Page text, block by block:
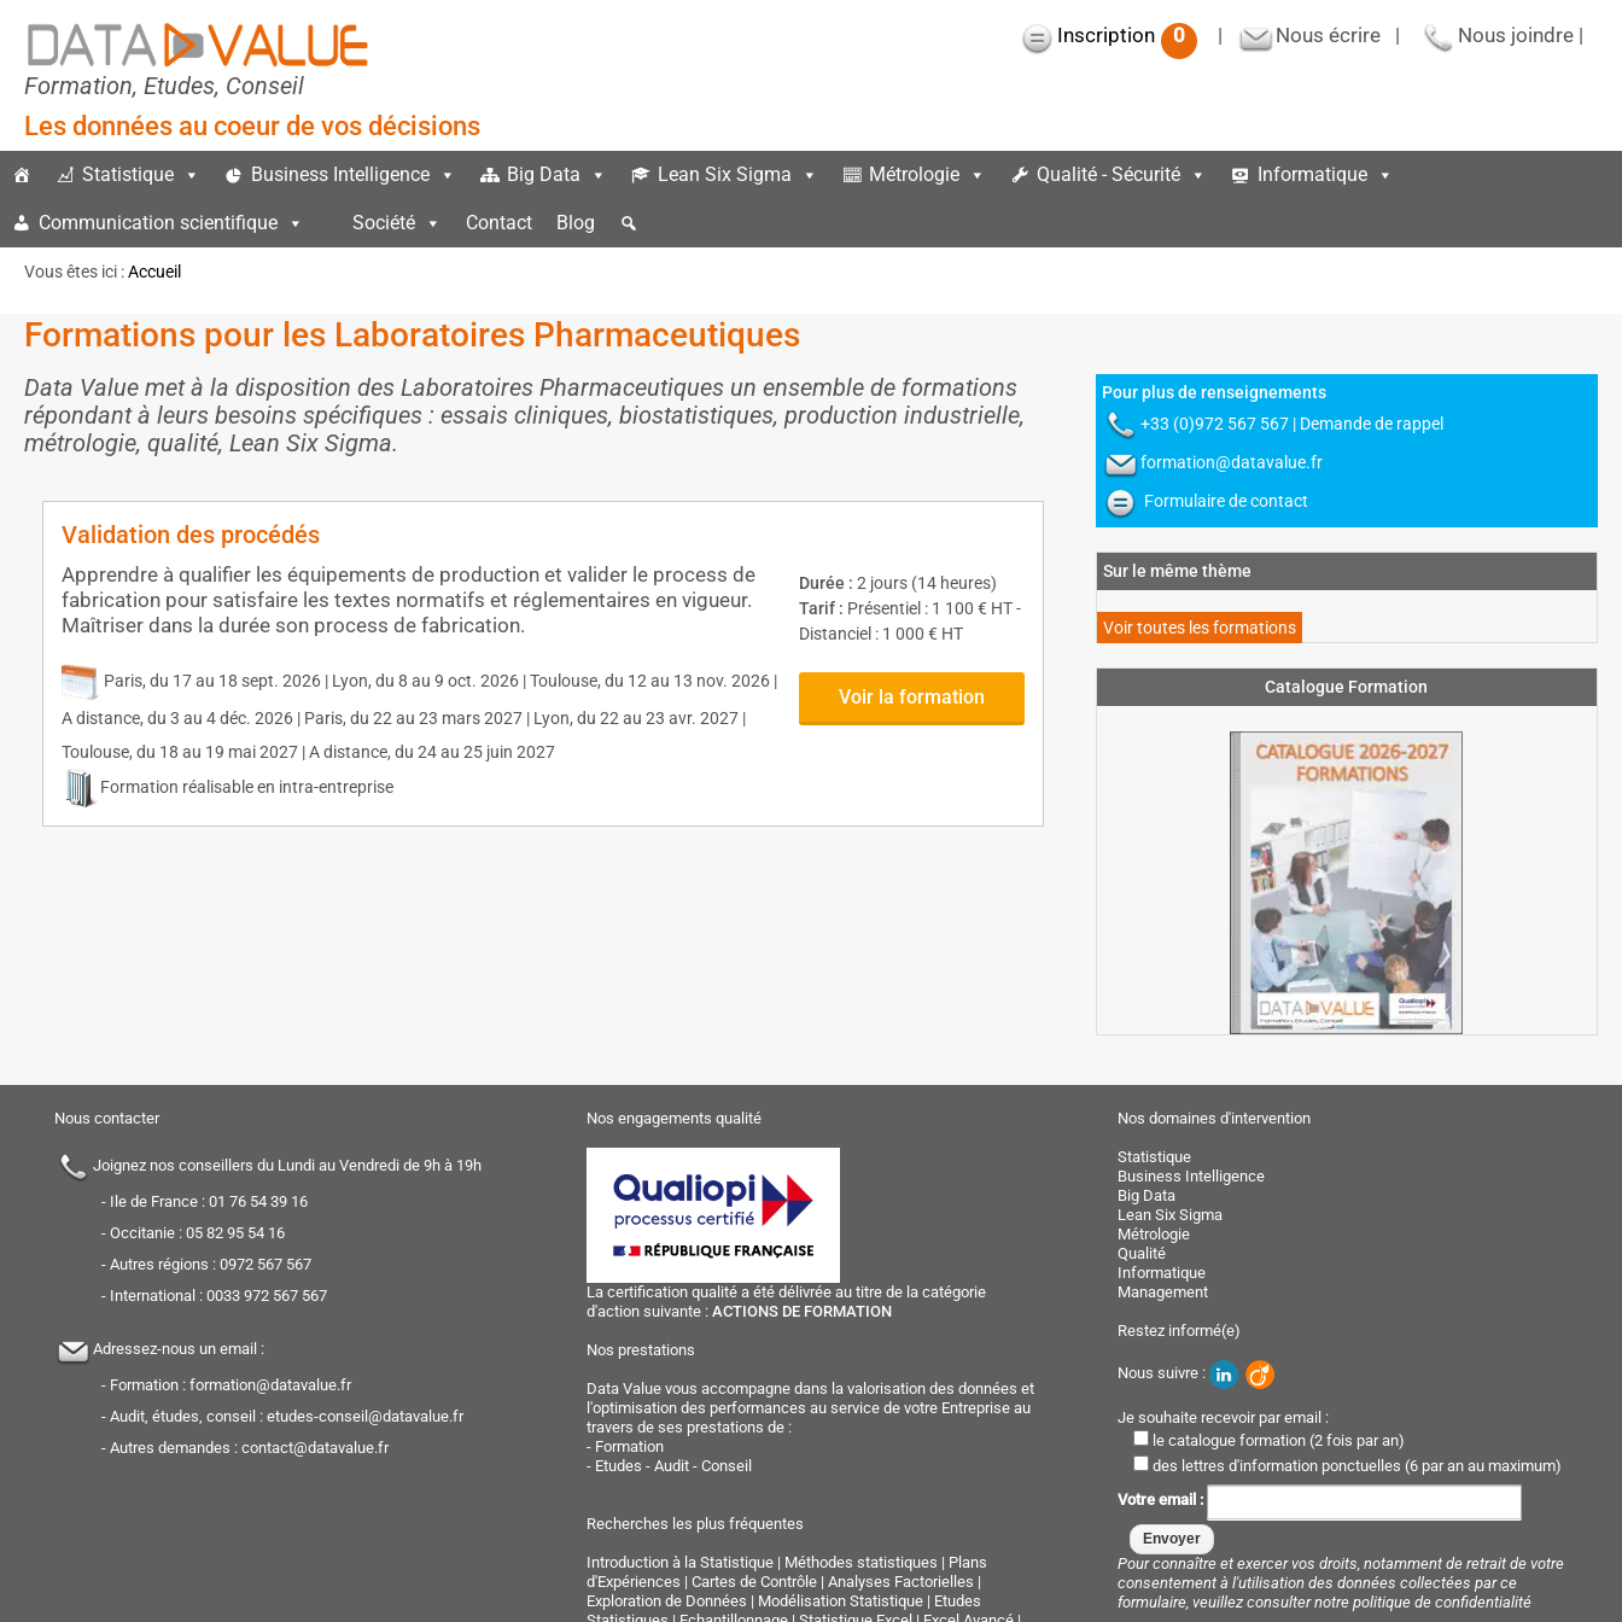
Formation, Etudes, Conseil
Les données au coeur de vos décisions
Inscription 0 | Nous écrire | Nous joindre |
Statistique Business Intelligence Big Data Lean Six Sigma Métrologie Qualité - Sécurité Informatique
Communication scientifique Société Contact Blog
Vous êtes ici :Accueil
Formations pour les Laboratoires Pharmaceutiques
Data Value met à la disposition des Laboratoires Pharmaceutiques un ensemble de formations
répondant à leurs besoins spécifiques : essais cliniques, biostatistiques, production industrielle,
métrologie, qualité, Lean Six Sigma.
Validation des procédés
Apprendre à qualifier les équipements de production et valider le process de
fabrication pour satisfaire les textes normatifs et réglementaires en vigueur.
Maîtriser dans la durée son process de fabrication.
Paris, du 17 au 18 sept. 2026 | Lyon, du 8 au 9 oct. 2026 | Toulouse, du 12 au 13 nov. 2026 |
A distance, du 3 au 4 déc. 2026 | Paris, du 22 au 23 mars 2027 | Lyon, du 22 au 23 avr. 2027 |
Toulouse, du 18 au 19 mai 2027 | A distance, du 24 au 25 juin 2027
Formation réalisable en intra-entreprise
Durée : 2 jours (14 heures)
Tarif : Présentiel : 1 100 € HT -
Distanciel : 1 000 € HT
Voir la formation
Pour plus de renseignements
+33 (0)972 567 567 | Demande de rappel
formation@datavalue.fr
Formulaire de contact
Sur le même thème
Voir toutes les formations
Catalogue Formation
Nous contacter
Joignez nos conseillers du Lundi au Vendredi de 9h à 19h
- Ile de France : 01 76 54 39 16
- Occitanie : 05 82 95 54 16
- Autres régions : 0972 567 567
- International : 0033 972 567 567
Adressez-nous un email :
- Formation : formation@datavalue.fr
- Audit, études, conseil : etudes-conseil@datavalue.fr
- Autres demandes : contact@datavalue.fr
Nos engagements qualité
La certification qualité a été délivrée au titre de la catégorie
d'action suivante : ACTIONS DE FORMATION
Nos prestations
Data Value vous accompagne dans la valorisation des données et
l'optimisation des performances au service de votre Entreprise au
travers de ses prestations de :
- Formation
- Etudes - Audit - Conseil
Recherches les plus fréquentes
Introduction à la Statistique| Méthodes statistiques | Plans
d'Expériences | Cartes de Contrôle| Analyses Factorielles |
Exploration de Données | Modélisation Statistique| Etudes
Nos domaines d'intervention
Statistique
Business Intelligence
Big Data
Lean Six Sigma
Métrologie
Qualité
Informatique
Management
Restez informé(e)
Nous suivre :
Je souhaite recevoir par email :
le catalogue formation (2 fois par an)
des lettres d'information ponctuelles (6 par an au maximum)
Votre email :
Pour connaître et exercer vos droits, notamment de retrait de votre
consentement à l'utilisation des données collectées par ce
formulaire, veuillez consulter notre politique de confidentialité